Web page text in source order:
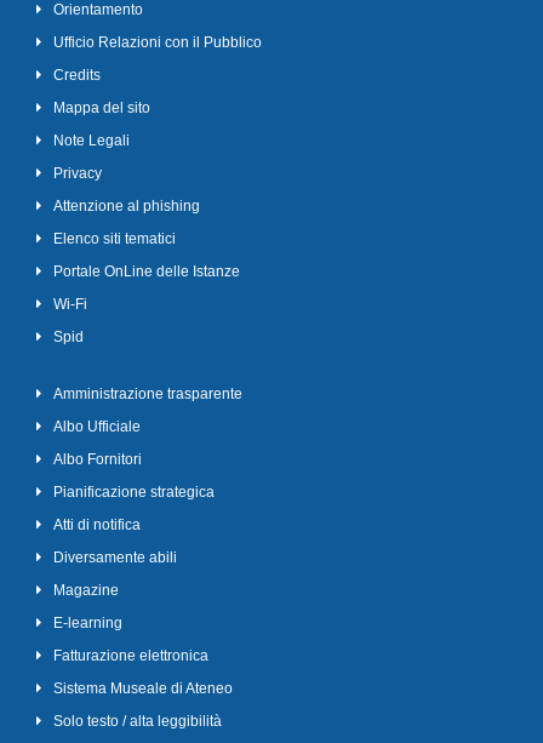
Orientamento
Ufficio Relazioni con il Pubblico
Credits
Mappa del sito
Note Legali
Privacy
Attenzione al phishing
Elenco siti tematici
Portale OnLine delle Istanze
Wi-Fi
Spid
Amministrazione trasparente
Albo Ufficiale
Albo Fornitori
Pianificazione strategica
Atti di notifica
Diversamente abili
Magazine
E-learning
Fatturazione elettronica
Sistema Museale di Ateneo
Solo testo / alta leggibilità